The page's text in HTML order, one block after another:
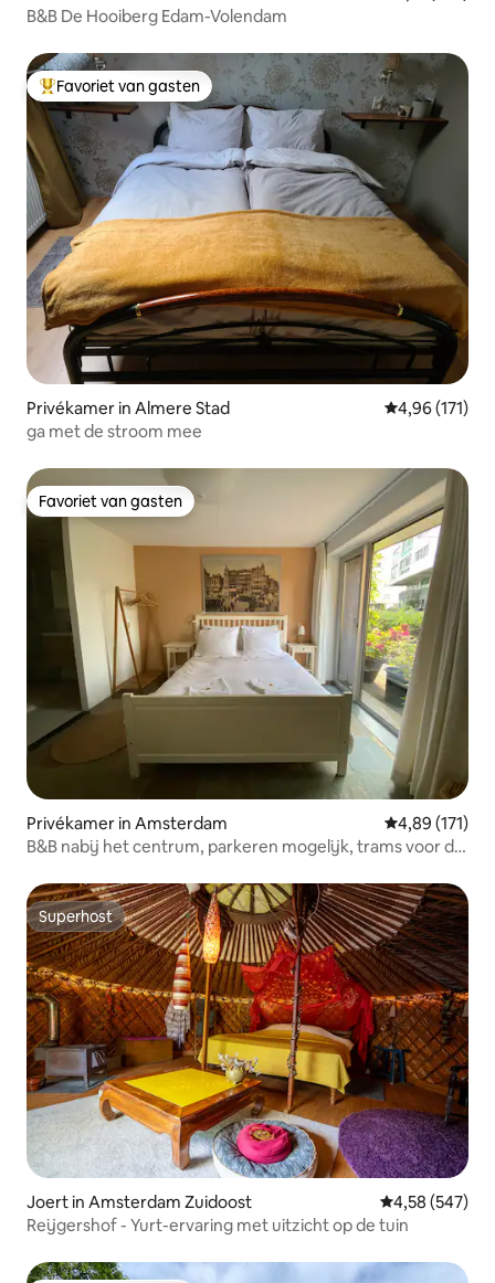
B&B De Hooiberg Edam-Volendam
Topfavoriet van gasten
Favoriet van gasten
Privékamer in Almere Stad Gemiddelde
4,96 (171)
ga met de stroom mee
Favoriet van gasten
Favoriet van gasten
Privékamer in Amsterdam Gemiddelde
4,89 (171)
B&B nabij het centrum, parkeren mogelijk, trams voor de
Superhost
Superhost
Joert in Amsterdam Zuidoost Gemiddelde
4,58 (547)
Reijgershof - Yurt-ervaring met uitzicht op de tuin